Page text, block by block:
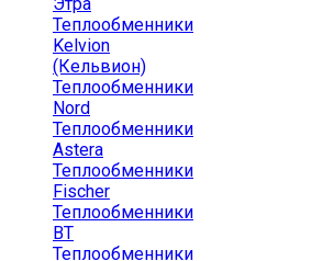
Теплообменники
Kelvion
(Кельвион)
Теплообменники
Nord
Теплообменники
Astera
Теплообменники
Fischer
Теплообменники
ВТ
Теплообменники